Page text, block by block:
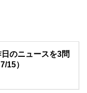
のニュースを3問
15）